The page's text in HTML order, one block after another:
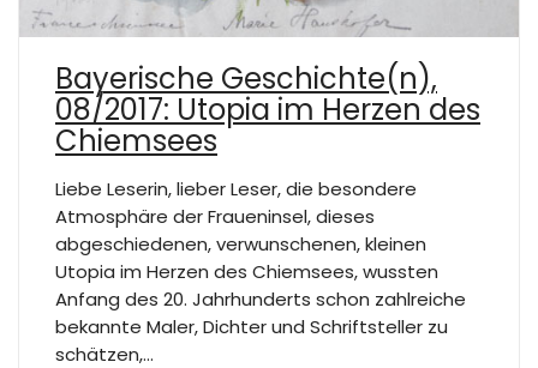
Bayerische Geschichte(n),
08/2017: Utopia im Herzen des
Chiemsees
Liebe Leserin, lieber Leser, die besondere
Atmosphäre der Fraueninsel, dieses
abgeschiedenen, verwunschenen, kleinen
Utopia im Herzen des Chiemsees, wussten
Anfang des 20. Jahrhunderts schon zahlreiche
bekannte Maler, Dichter und Schriftsteller zu
schätzen,…